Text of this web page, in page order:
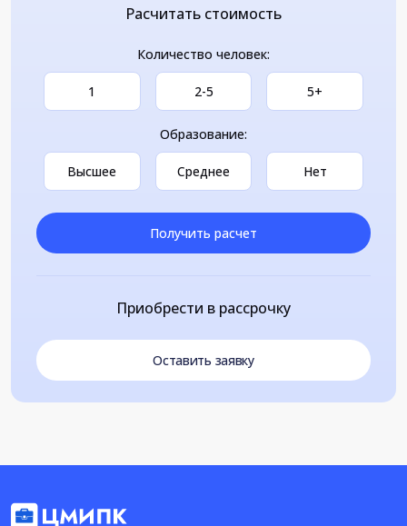
Расчитать стоимость
Количество человек:
1 2-5 5+
Образование:
Высшее Среднее Нет
Получить расчет
Приобрести в рассрочку
Оставить заявку